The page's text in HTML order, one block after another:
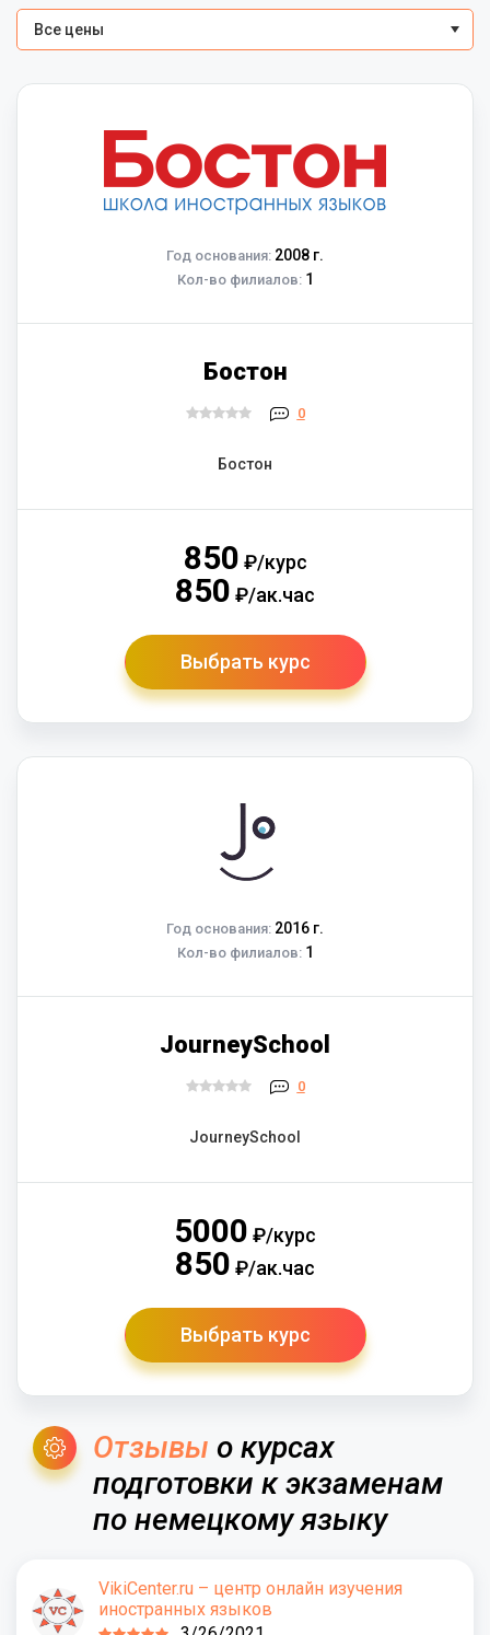
Все цены
Год основания: 2008 г.
Кол-во филиалов:1
Бостон
0
Бостон
850 ₽/курс
850 ₽/ак.час
Выбрать курс
Год основания: 2016 г.
Кол-во филиалов:1
JourneySchool
0
JourneySchool
5000 ₽/курс
850 ₽/ак.час
Выбрать курс
Отзывы о курсах
подготовки к экзаменам
по немецкому языку
VikiCenter.ru – центр онлайн изучения
иностранных языков